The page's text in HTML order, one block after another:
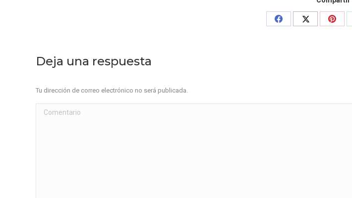
Share
Share
Share
Deja una respuesta
Tu dirección de correo electrónico no será publicada.
Comentario